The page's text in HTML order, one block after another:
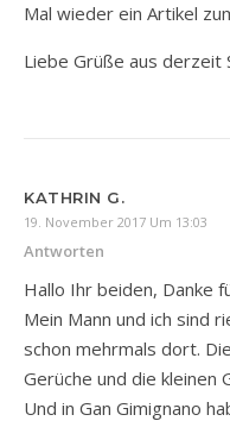
Mal wieder ein Artikel
Liebe Grüße aus derzeit
KATHRIN G.
19. November 2017 Um 13:03
Antworten
Hallo Ihr beiden, Danke
Mein Mann und ich sind
schon mehrmals dort.
Gerüche und die kleinen
Und in Gan Gimignano